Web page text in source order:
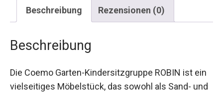
Beschreibung Rezensionen (0)
Beschreibung
Die Coemo Garten-Kindersitzgruppe ROBIN ist ein
vielseitiges Möbelstück, das sowohl als Sand- und